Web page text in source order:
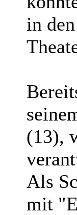
in
(13),
Als
mit